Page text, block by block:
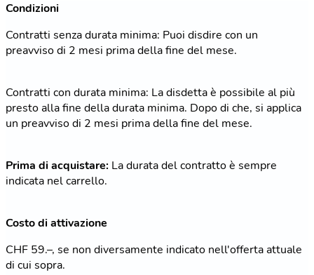
Condizioni
Contratti senza durata minima: Puoi disdire con un
preavviso di 2 mesi prima della fine del mese.
Contratti con durata minima: La disdetta è possibile al più
presto alla fine della durata minima. Dopo di che, si applica
un preavviso di 2 mesi prima della fine del mese.
Prima di acquistare: La durata del contratto è sempre
indicata nel carrello.
Costo di attivazione
CHF 59.–, se non diversamente indicato nell'offerta attuale
di cui sopra.